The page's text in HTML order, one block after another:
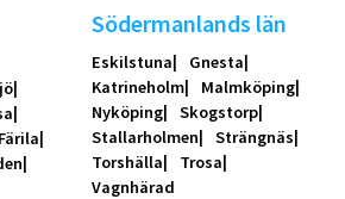
Färila
Södermanlands län
Eskilstuna
Gnesta
Katrineholm
Malmköping
Nyköping
Skogstorp
Stallarholmen
Strängnäs
Torshälla
Trosa
Vagnhärad